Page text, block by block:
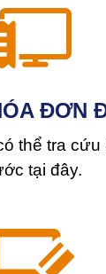
ĐƠN
thể tra cứu
tại đây.